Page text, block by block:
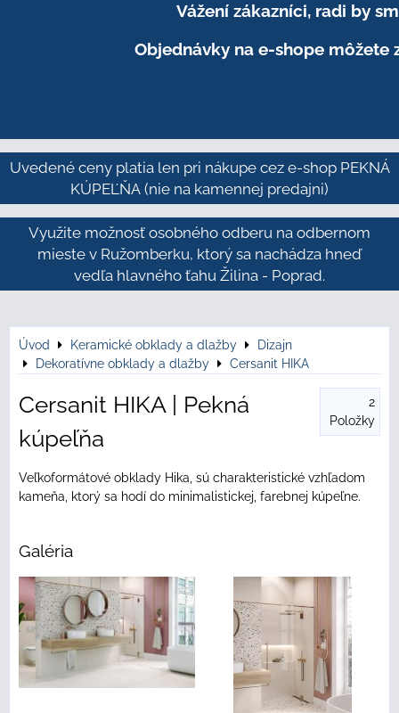
Vážení zákazníci, radi by
Objednávky na e-shope môžete
Uvedené ceny platia len pri nákupe cez e-shop PEKNÁ
KÚPEĽŇA (nie na kamennej predajni)
Využite možnosť osobného odberu na odbernom
mieste v Ružomberku, ktorý sa nachádza hneď
vedľa hlavného ťahu Žilina - Poprad.
Úvod Keramické obklady a dlažby
Dizajn
Dekoratívne obklady a dlažby
Cersanit HIKA
Cersanit HIKA | Pekná
kúpeľňa
2
Položky
Veľkoformátové obklady Hika, sú charakteristické vzhľadom
kameňa, ktorý sa hodí do minimalistickej, farebnej kúpeľne.
Galéria